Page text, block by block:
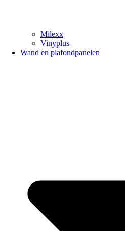
Milexx
Vinyplus
Wand en plafondpanelen